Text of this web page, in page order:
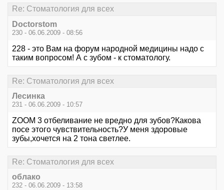
Re: Стоматология для всех
Doctorstom
230 - 06.06.2009 - 08:56
228 - это Вам на форум народной медицины надо с
таким вопросом! А с зубом - к стоматологу.
Re: Стоматология для всех
Лесинка
231 - 06.06.2009 - 10:57
ZOOM 3 отбеливание не вредно для зубов?Какова
посе этого чувствительность?У меня здоровые
зубы,хочется на 2 тона светлее.
Re: Стоматология для всех
облако
232 - 06.06.2009 - 13:58